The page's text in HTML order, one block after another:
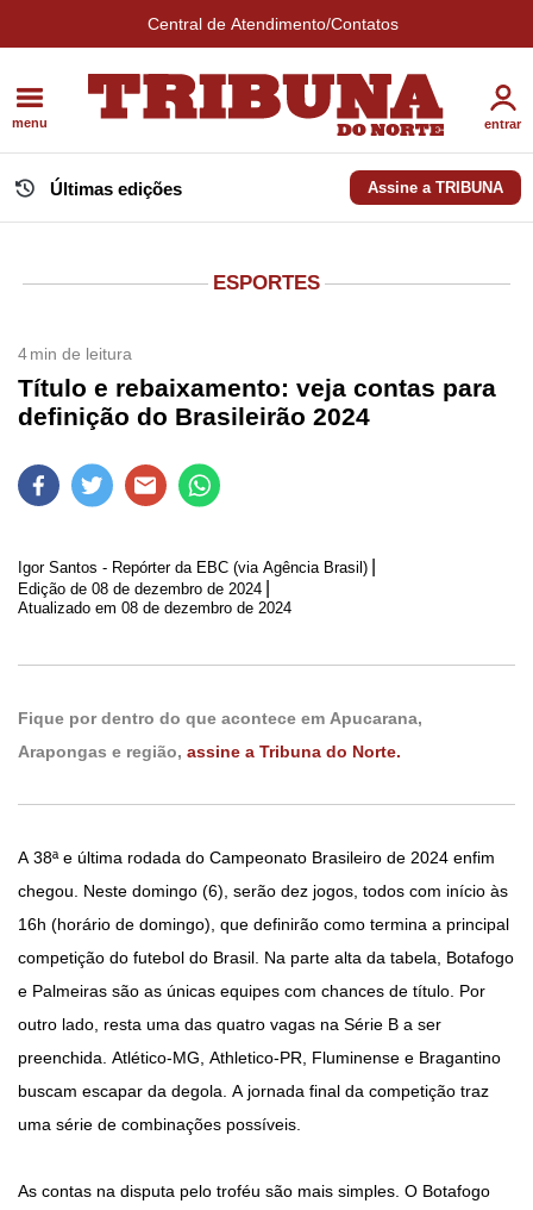
Central de Atendimento/Contatos
menu entrar
Últimas edições Assine a TRIBUNA
ESPORTES
4min de leitura
Título e rebaixamento: veja contas para
definição do Brasileirão 2024
Igor Santos - Repórter da EBC (via Agência Brasil)
Edição de 08 de dezembro de 2024
Atualizado em 08 de dezembro de 2024
Fique por dentro do que acontece em Apucarana,
Arapongas e região, assine a Tribuna do Norte.
A 38ª e última rodada do Campeonato Brasileiro de 2024 enfim
chegou. Neste domingo (6), serão dez jogos, todos com início às
16h (horário de domingo), que definirão como termina a principal
competição do futebol do Brasil. Na parte alta da tabela, Botafogo
e Palmeiras são as únicas equipes com chances de título. Por
outro lado, resta uma das quatro vagas na Série B a ser
preenchida. Atlético-MG, Athletico-PR, Fluminense e Bragantino
buscam escapar da degola. A jornada final da competição traz
uma série de combinações possíveis.
As contas na disputa pelo troféu são mais simples. O Botafogo